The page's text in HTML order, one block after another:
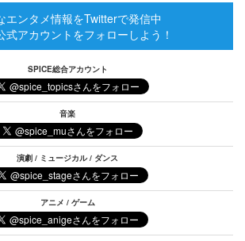
エンタメ情報をTwitterで発信中
式アカウントをフォローしよう！
SPICE総合アカウント
音楽
演劇 / ミュージカル / ダンス
アニメ / ゲーム